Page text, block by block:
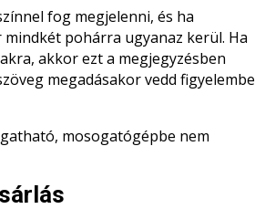
fog megjelenni, és ha
pohárra ugyanaz kerül. Ha
akkor ezt a megjegyzésben
megadásakor vedd figyelembe
mosogatógépbe nem